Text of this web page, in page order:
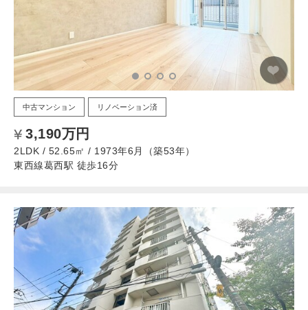
中古マンション リノベーション済
3,190万円
2LDK / 52.65㎡ / 1973年6月（築53年）
東西線葛西駅 徒歩16分